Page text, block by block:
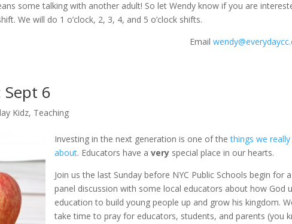
some talking with another adult! So let Wendy know if you are
We will do 1 o’clock, 2, 3, 4, and 5 o’clock shifts.
Email
Sept 6
Kidz, Teaching
Investing in the next generation is one of thethings we
about. Educators have avery special place in our hearts.
Join us the last Sunday before NYC Public Schools begin for a
panel discussion with some local educators about how God
education to build young people up and grow his kingdom.
take time to pray for educators, students, and parents (you